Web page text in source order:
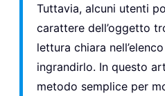
Tuttavia, alcuni utenti
carattere dell’oggetto
lettura chiara
ingrandirlo. In questo
metodo semplice per